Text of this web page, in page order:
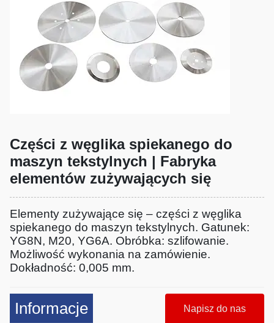
Części z węglika spiekanego do
maszyn tekstylnych | Fabryka
elementów zużywających się
Elementy zużywające się – części z węglika
spiekanego do maszyn tekstylnych. Gatunek:
YG8N, M20, YG6A. Obróbka: szlifowanie.
Możliwość wykonania na zamówienie.
Dokładność: 0,005 mm.
Informacje Napisz do nas